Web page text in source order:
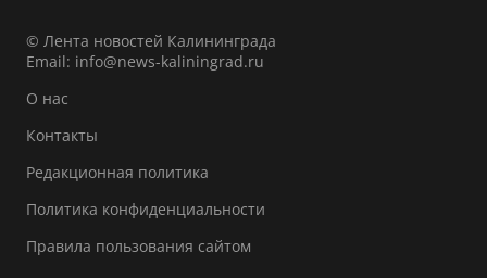
© Лента новостей Калининграда
Email: info@news-kaliningrad.ru
О нас
Контакты
Редакционная политика
Политика конфиденциальности
Правила пользования сайтом